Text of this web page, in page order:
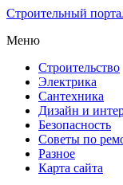
Строительный
Меню
Строительство
Электрика
Сантехника
Дизайн и
Безопасность
Советы по
Разное
Карта сайта